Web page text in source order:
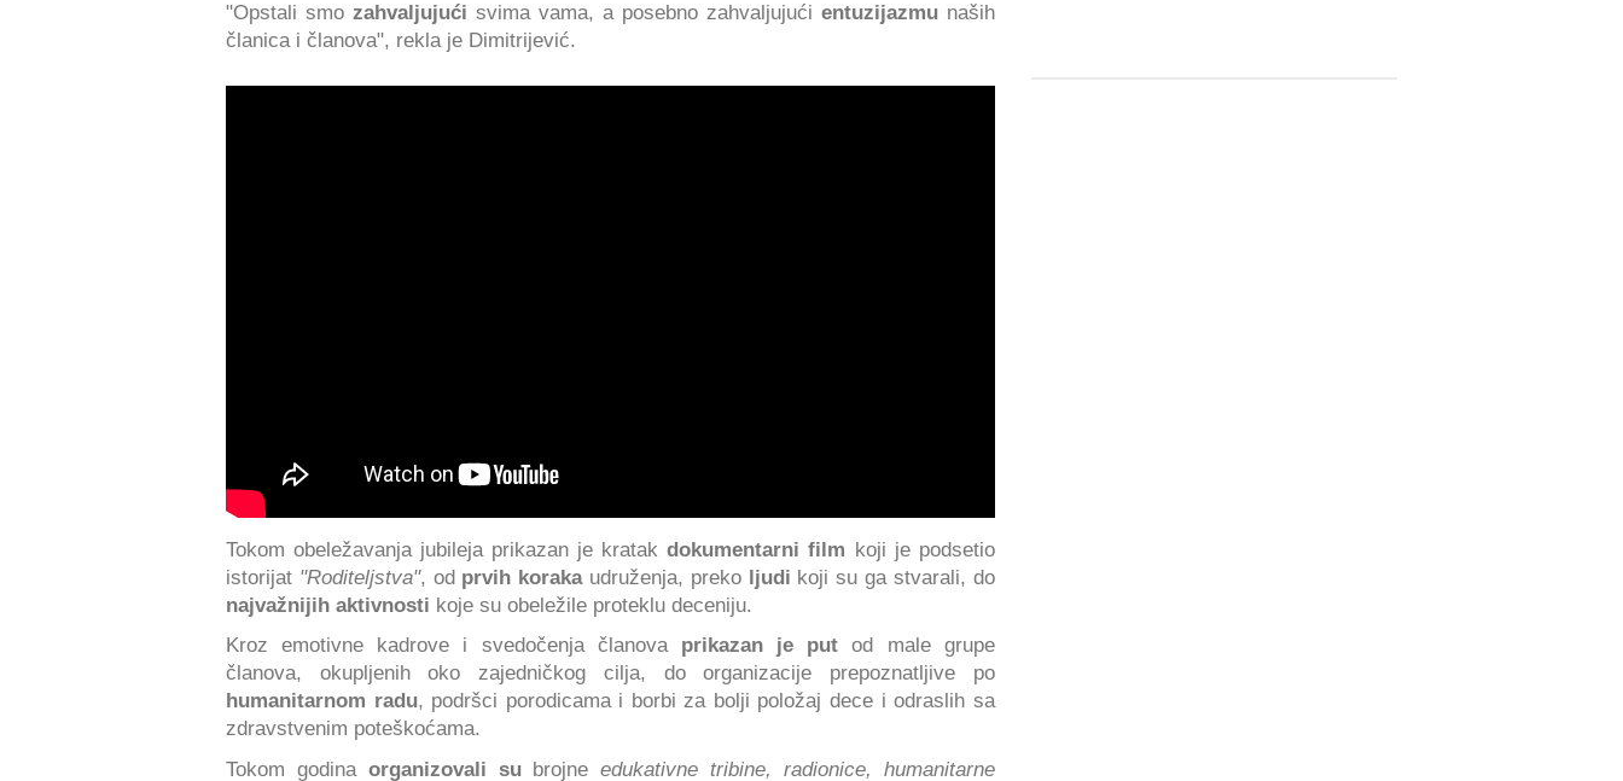
"Opstali smozahvaljujući svima vama, a posebno zahvaljujući entuzijazmunaših
članica i članova", rekla je Dimitrijević.
Tokom obeležavanja jubileja prikazan je kratakdokumentarni film koji je podsetio
istorijat "Roditeljstva", od prvih korakaudruženja, preko ljudi koji su ga stvarali, do
najvažnijih aktivnosti koje su obeležile proteklu deceniju.
Kroz emotivne kadrove i svedočenja članova prikazan je putod male grupe
članova, okupljenih oko zajedničkog cilja, do organizacije prepoznatljive po
humanitarnom radu, podršci porodicama i borbi za bolji položaj dece i odraslih sa
zdravstvenim poteškoćama.
Tokom godina organizovali subrojneedukativne tribine, radionice, humanitarne